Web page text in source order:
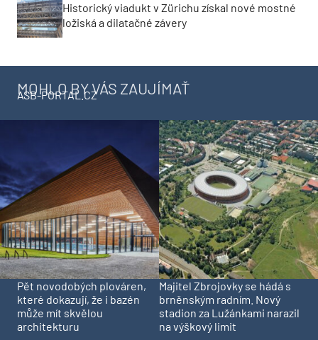
Historický viadukt v Zürichu získal nové mostné
ložiská a dilatačné závery
MOHLO BY VÁS ZAUJÍMAŤ
ASB-PORTAL.CZ
Pět novodobých plováren,
které dokazují, že i bazén
může mít skvělou
architekturu
Majitel Zbrojovky se hádá s
brněnským radním. Nový
stadion za Lužánkami narazil
na výškový limit